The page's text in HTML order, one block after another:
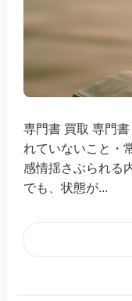
専門書 買取 専門
れていないこと・
感情揺さぶられる
でも、状態が...